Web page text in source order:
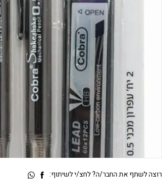
רוצה לשתף את החבר/ה? לחצ/י לשיתוף: